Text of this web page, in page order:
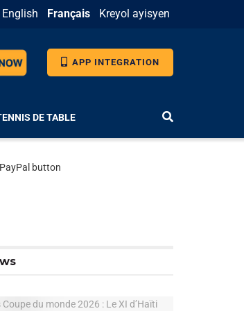
English Français Kreyol ayisyen
APP INTEGRATION
DE TABLE